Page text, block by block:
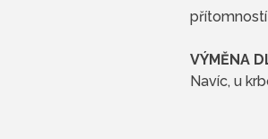
VÝMĚNA
Navíc, u